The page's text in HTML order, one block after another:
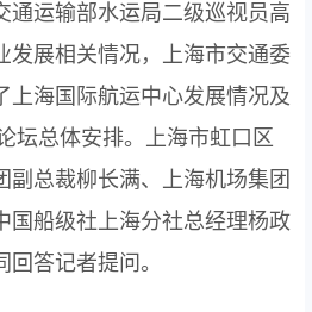
通运输部水运局二级巡视员高
发展相关情况，上海市交通委
上海国际航运中心发展情况及
坛总体安排。上海市虹口区
副总裁柳长满、上海机场集团
国船级社上海分社总经理杨政
答记者提问。